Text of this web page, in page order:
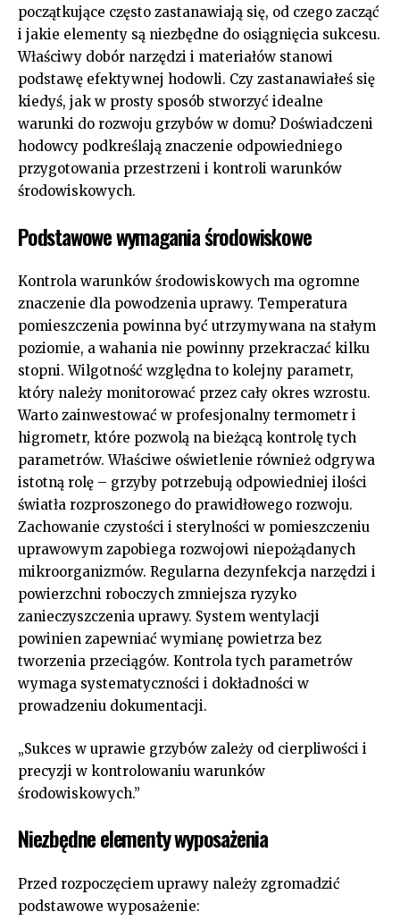
początkujące często zastanawiają się, od czego zacząć
i jakie elementy są niezbędne do osiągnięcia sukcesu.
Właściwy dobór narzędzi i materiałów stanowi
podstawę efektywnej hodowli. Czy zastanawiałeś się
kiedyś, jak w prosty sposób stworzyć idealne
warunki do rozwoju grzybów w domu? Doświadczeni
hodowcy podkreślają znaczenie odpowiedniego
przygotowania przestrzeni i kontroli warunków
środowiskowych.
Podstawowe wymagania środowiskowe
Kontrola warunków środowiskowych ma ogromne
znaczenie dla powodzenia uprawy. Temperatura
pomieszczenia powinna być utrzymywana na stałym
poziomie, a wahania nie powinny przekraczać kilku
stopni. Wilgotność względna to kolejny parametr,
który należy monitorować przez cały okres wzrostu.
Warto zainwestować w profesjonalny termometr i
higrometr, które pozwolą na bieżącą kontrolę tych
parametrów. Właściwe oświetlenie również odgrywa
istotną rolę – grzyby potrzebują odpowiedniej ilości
światła rozproszonego do prawidłowego rozwoju.
Zachowanie czystości i sterylności w pomieszczeniu
uprawowym zapobiega rozwojowi niepożądanych
mikroorganizmów. Regularna dezynfekcja narzędzi i
powierzchni roboczych zmniejsza ryzyko
zanieczyszczenia uprawy. System wentylacji
powinien zapewniać wymianę powietrza bez
tworzenia przeciągów. Kontrola tych parametrów
wymaga systematyczności i dokładności w
prowadzeniu dokumentacji.
„Sukces w uprawie grzybów zależy od cierpliwości i
precyzji w kontrolowaniu warunków
środowiskowych.”
Niezbędne elementy wyposażenia
Przed rozpoczęciem uprawy należy zgromadzić
podstawowe wyposażenie: